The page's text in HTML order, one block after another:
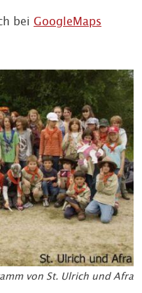
bei GoogleMaps
von St. Ulrich und Afra